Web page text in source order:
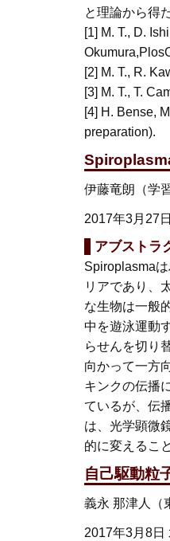
と理論から得
[1] M. T., D.
[2] M. T., R.
[3] M. T., T.
[4] H. Bense,
preparation).
伊藤竜朗（学
2017年3月27
アブストラ
Spiroplasma
リアであり、
な生物は一般
中を遊泳運動
らせんを切り
向かって一方
キンクの伝播
ているが、伝
は、光学顕微
的に変えるこ
自己駆動粒
義永 那津人（
2017年3月8日